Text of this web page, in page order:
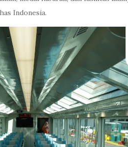
Indonesia.